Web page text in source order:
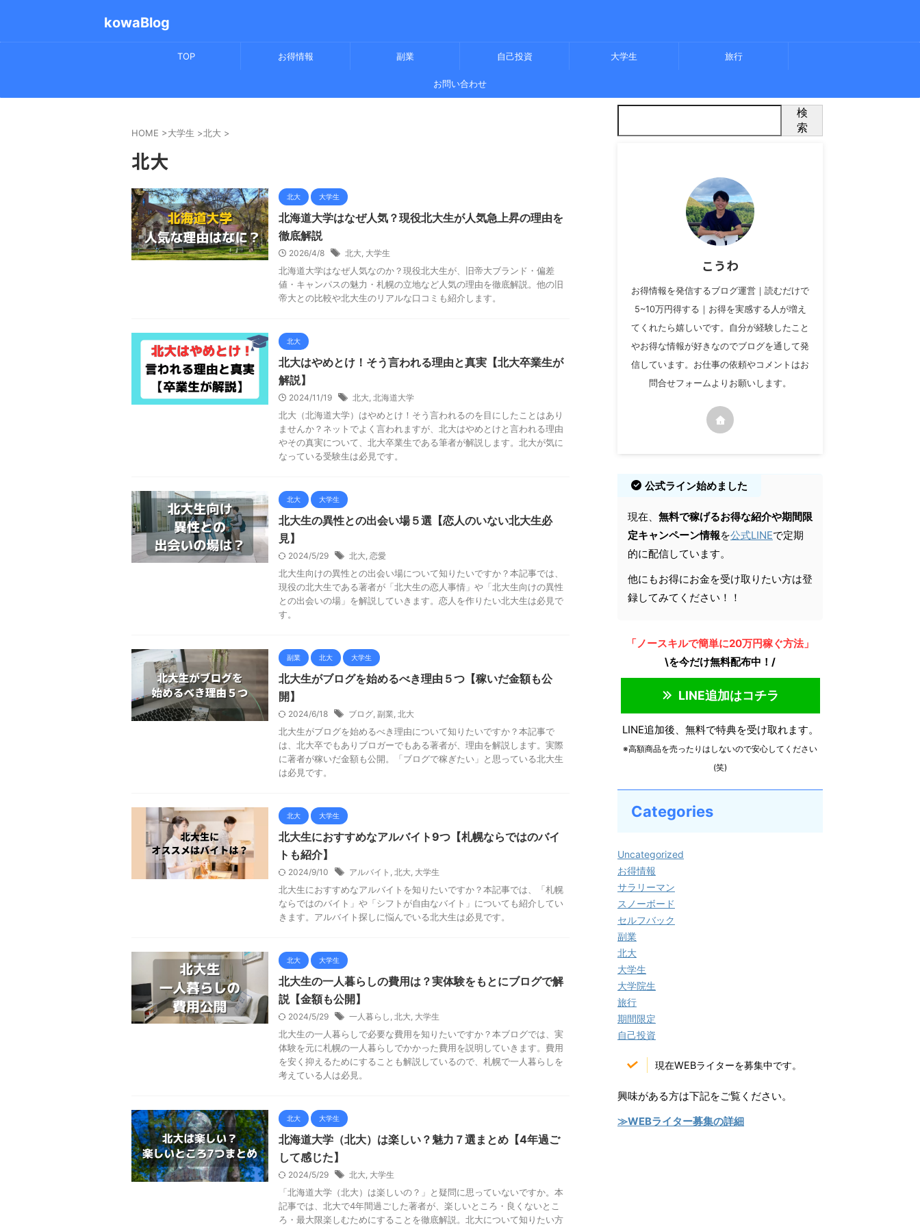
kowaBlog
TOP お得情報 副業 自己投資 大学生 旅行
お問い合わせ
HOME >大学生 >北大 >
北大
北大 大学生
北海道大学はなぜ人気？現役北大生が人気急上昇の理由を
徹底解説
2026/4/8 北大, 大学生
北海道大学はなぜ人気なのか？現役北大生が、旧帝大ブランド・偏差
値・キャンパスの魅力・札幌の立地など人気の理由を徹底解説。他の旧
帝大との比較や北大生のリアルな口コミも紹介します。
北大
北大はやめとけ！そう言われる理由と真実【北大卒業生が
解説】
2024/11/19 北大, 北海道大学
北大（北海道大学）はやめとけ！そう言われるのを目にしたことはあり
ませんか？ネットでよく言われますが、北大はやめとけと言われる理由
やその真実について、北大卒業生である筆者が解説します。北大が気に
なっている受験生は必見です。
北大 大学生
北大生の異性との出会い場５選【恋人のいない北大生必
見】
2024/5/29 北大, 恋愛
北大生向けの異性との出会い場について知りたいですか？本記事では、
現役の北大生である著者が「北大生の恋人事情」や「北大生向けの異性
との出会いの場」を解説していきます。恋人を作りたい北大生は必見で
す。
副業 北大 大学生
北大生がブログを始めるべき理由５つ【稼いだ金額も公
開】
2024/6/18 ブログ, 副業, 北大
北大生がブログを始めるべき理由について知りたいですか？本記事で
は、北大卒でもありブロガーでもある著者が、理由を解説します。実際
に著者が稼いだ金額も公開。「ブログで稼ぎたい」と思っている北大生
は必見です。
北大 大学生
北大生におすすめなアルバイト9つ【札幌ならではのバイ
トも紹介】
2024/9/10 アルバイト , 北大, 大学生
北大生におすすめなアルバイトを知りたいですか？本記事では、「札幌
ならではのバイト」や「シフトが自由なバイト」についても紹介してい
きます。アルバイト探しに悩んでいる北大生は必見です。
北大 大学生
北大生の一人暮らしの費用は？実体験をもとにブログで解
説【金額も公開】
2024/5/29 一人暮らし , 北大, 大学生
北大生の一人暮らしで必要な費用を知りたいですか？本ブログでは、実
体験を元に札幌の一人暮らしでかかった費用を説明していきます。費用
を安く抑えるためにすることも解説しているので、札幌で一人暮らしを
考えている人は必見。
北大 大学生
北海道大学（北大）は楽しい？魅力７選まとめ【4年過ご
して感じた】
2024/5/29 北大, 大学生
「北海道大学（北大）は楽しいの？」と疑問に思っていないですか。本
記事では、北大で4年間過ごした著者が、楽しいところ・良くないとこ
ろ・最大限楽しむためにすることを徹底解説。北大について知りたい方
検
索
こうわ
お得情報を発信するブログ運営｜読むだけで
5~10万円得する｜お得を実感する人が増え
てくれたら嬉しいです。自分が経験したこと
やお得な情報が好きなのでブログを通して発
信しています。お仕事の依頼やコメントはお
問合せフォームよりお願いします。
公式ライン始めました
現在、 無料で稼げるお得な紹介や期間限
定キャンペーン情報を公式LINEで定期
的に配信しています。
他にもお得にお金を受け取りたい方は登
録してみてください！！
「ノースキルで簡単に20万円稼ぐ方法」
\を今だけ無料配布中！/
LINE追加はコチラ
LINE追加後、無料で特典を受け取れます。
※高額商品を売ったりはしないので安心してください
(笑)
Categories
Uncategorized
お得情報
サラリーマン
スノーボード
セルフバック
副業
北大
大学生
大学院生
旅行
期間限定
自己投資
現在WEBライターを募集中です。
興味がある方は下記をご覧ください。
≫WEBライター募集の詳細